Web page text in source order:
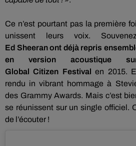
Ce n’est pourtant pas la première
unissent leurs voix.
Ed Sheeranont déjà repris
en version acoustique
GlobalCitizen Festival en 2015.
rendu in vibrant hommage à
des Grammy Awards. Mais c’est
se réunissent sur un single officiel.
de l’écouter !